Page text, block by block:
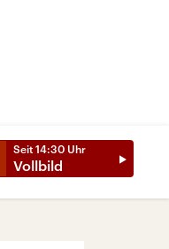
Seit 14:30 Uhr
Vollbild